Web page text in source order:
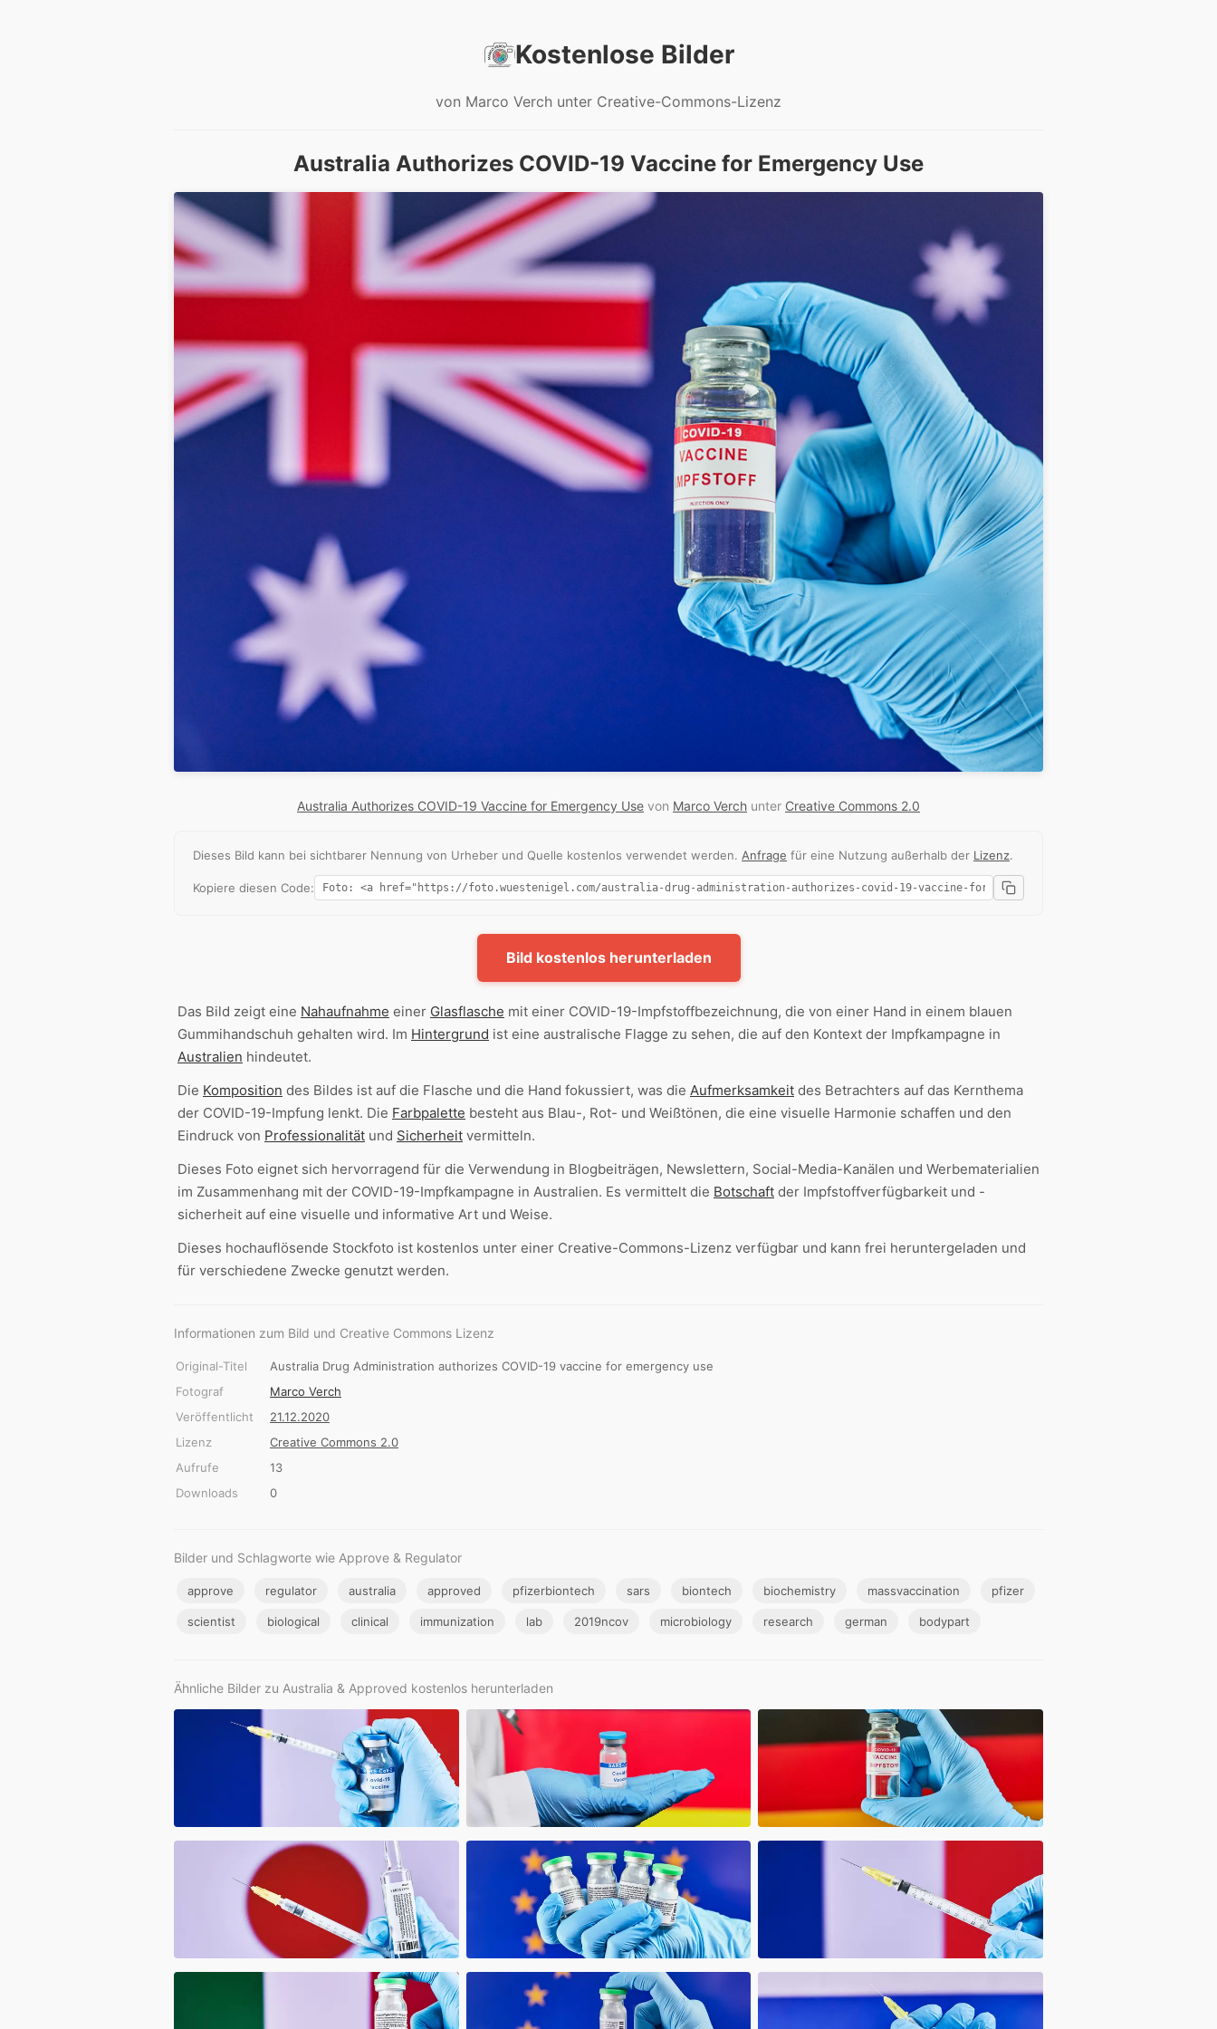
Kostenlose Bilder
von Marco Verch unter Creative-Commons-Lizenz
Australia Authorizes COVID-19 Vaccine for Emergency Use
Australia Authorizes COVID-19 Vaccine for Emergency Use von Marco Verch unter Creative Commons 2.0
Dieses Bild kann bei sichtbarer Nennung von Urheber und Quelle kostenlos verwendet werden. Anfrage für eine Nutzung außerhalb der Lizenz.
Kopiere diesen Code:
Bild kostenlos herunterladen
Das Bild zeigt eine Nahaufnahme einer Glasflasche mit einer COVID-19-Impfstoffbezeichnung, die von einer Hand in einem blauen
Gummihandschuh gehalten wird. Im Hintergrund ist eine australische Flagge zu sehen, die auf den Kontext der Impfkampagne in
Australien hindeutet.
Die Komposition des Bildes ist auf die Flasche und die Hand fokussiert, was die Aufmerksamkeit des Betrachters auf das Kernthema
der COVID-19-Impfung lenkt. Die Farbpalette besteht aus Blau-, Rot- und Weißtönen, die eine visuelle Harmonie schaffen und den
Eindruck von Professionalität und Sicherheit vermitteln.
Dieses Foto eignet sich hervorragend für die Verwendung in Blogbeiträgen, Newslettern, Social-Media-Kanälen und Werbematerialien
im Zusammenhang mit der COVID-19-Impfkampagne in Australien. Es vermittelt die Botschaft der Impfstoffverfügbarkeit und -
sicherheit auf eine visuelle und informative Art und Weise.
Dieses hochauflösende Stockfoto ist kostenlos unter einer Creative-Commons-Lizenz verfügbar und kann frei heruntergeladen und
für verschiedene Zwecke genutzt werden.
Informationen zum Bild und Creative Commons Lizenz
Original-Titel
Australia Drug Administration authorizes COVID-19 vaccine for emergency use
Fotograf
Marco Verch
Veröffentlicht
21.12.2020
Lizenz
Creative Commons 2.0
Aufrufe
13
Downloads
0
Bilder und Schlagworte wie Approve & Regulator
approve regulator australia approved pfizerbiontech sars biontech biochemistry massvaccination pfizer
scientist biological clinical immunization lab 2019ncov microbiology research german bodypart
Ähnliche Bilder zu Australia & Approved kostenlos herunterladen